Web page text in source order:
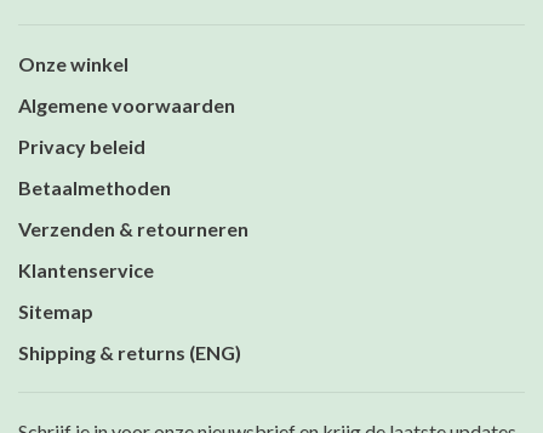
Onze winkel
Algemene voorwaarden
Privacy beleid
Betaalmethoden
Verzenden & retourneren
Klantenservice
Sitemap
Shipping & returns (ENG)